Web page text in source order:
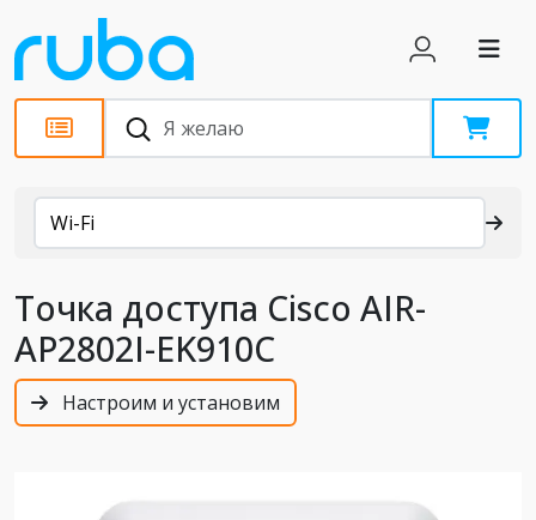
Каталог
Wi-Fi
Точка доступа Cisco AIR-
AP2802I-EK910C
Настроим и установим